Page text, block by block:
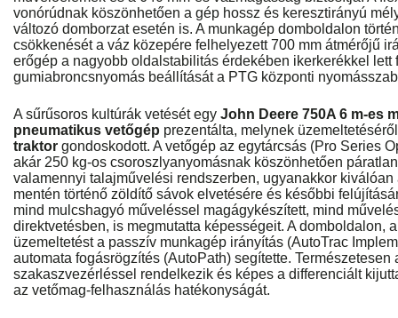
vonórúdnak köszönhetően a gép hossz és keresztirányú
változó domborzat esetén is. A munkagép domboldalon
csökkenését a váz közepére felhelyezett 700 mm átmérőjű
erőgép a nagyobb oldalstabilitás érdekében ikerkerékkel lett
gumiabroncsnyomás beállítását a PTG központi
A sűrűsoros kultúrák vetését egy John Deere 750A 6 m-es
pneumatikus vetőgép prezentálta, melynek
traktor gondoskodott. A vetőgép az egytárcsás (Pro Series
akár 250 kg-os csoroszlyanyomásnak köszönhetően
valamennyi talajművelési rendszerben, ugyanakkor
mentén történő zöldítő sávok elvetésére és későbbi
mind mulcshagyó műveléssel magágykészített, mind
direktvetésben, is megmutatta képességeit. A domboldalon,
üzemeltetést a passzív munkagép irányítás (AutoTrac
automata fogásrögzítés (AutoPath) segítette. Természetesen
szakaszvezérléssel rendelkezik és képes a differenciált
az vetőmag-felhasználás hatékonyságát.